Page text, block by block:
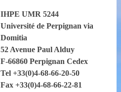
IHPE UMR 5244
Université de Perpignan via
Domitia
52 Avenue Paul Alduy
F-66860 Perpignan Cedex
Tel +33(0)4-68-66-20-50
Fax +33(0)4-68-66-22-81